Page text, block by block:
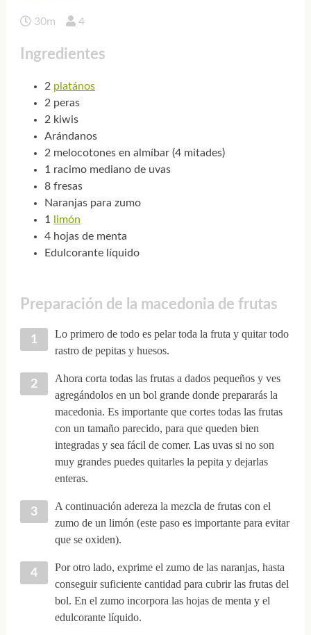
30m 4
Ingredientes
2 platános
2 peras
2 kiwis
Arándanos
2 melocotones en almíbar (4 mitades)
1 racimo mediano de uvas
8 fresas
Naranjas para zumo
1
limón
4 hojas de menta
Edulcorante líquido
Preparación de la macedonia de frutas
Lo primero de todo es pelar toda la fruta y quitar todo
rastro de pepitas y huesos.
Ahora corta todas las frutas a dados pequeños y ves
agregándolos en un bol grande donde prepararás la
macedonia. Es importante que cortes todas las frutas
con un tamaño parecido, para que queden bien
integradas y sea fácil de comer. Las uvas si no son
muy grandes puedes quitarles la pepita y dejarlas
enteras.
A continuación adereza la mezcla de frutas con el
zumo de un limón (este paso es importante para evitar
que se oxiden).
Por otro lado, exprime el zumo de las naranjas, hasta
conseguir suficiente cantidad para cubrir las frutas del
bol. En el zumo incorpora las hojas de menta y el
edulcorante líquido.